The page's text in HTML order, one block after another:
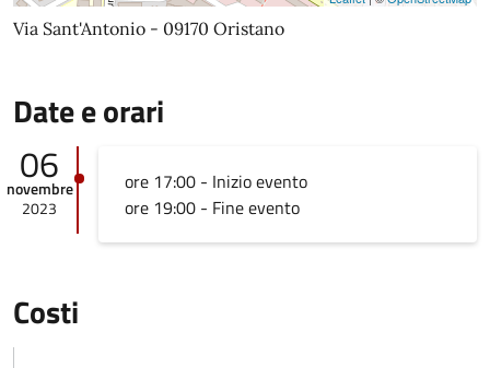
Via Sant'Antonio - 09170 Oristano
Date e orari
06
novembre
2023
ore 17:00 - Inizio evento
ore 19:00 - Fine evento
Costi